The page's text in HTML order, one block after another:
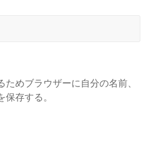
めブラウザーに自分の名前、
存する。